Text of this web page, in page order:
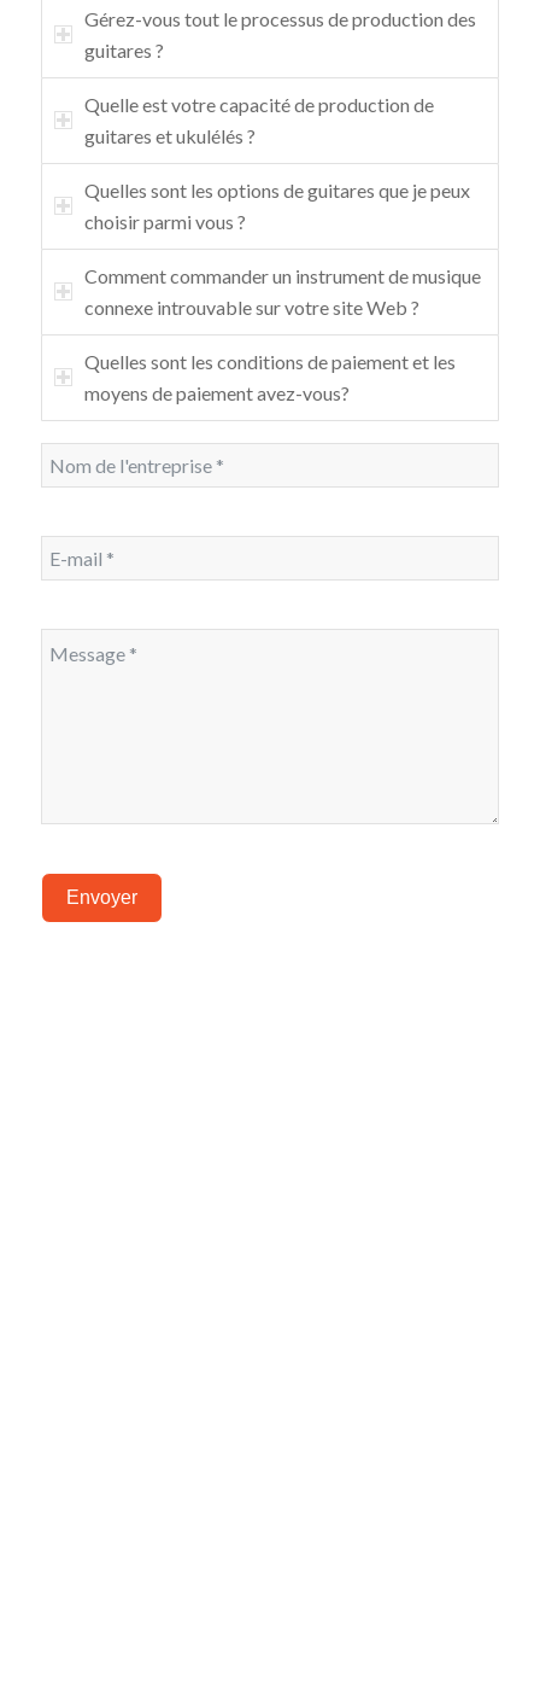
Gérez-vous tout le processus de production des
guitares ?
Quelle est votre capacité de production de
guitares et ukulélés ?
Quelles sont les options de guitares que je peux
choisir parmi vous ?
Comment commander un instrument de musique
connexe introuvable sur votre site Web ?
Quelles sont les conditions de paiement et les
moyens de paiement avez-vous?
Envoyer